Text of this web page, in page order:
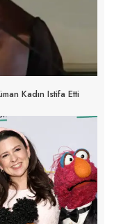
Kadın Istifa Etti